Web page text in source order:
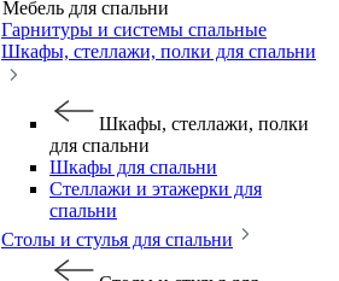
Мебель для спальни
Гарнитуры и системы спальные
Шкафы, стеллажи, полки для спальни
Шкафы, стеллажи, полки
для спальни
Шкафы для спальни
Стеллажи и этажерки для
спальни
Столы и стулья для спальни